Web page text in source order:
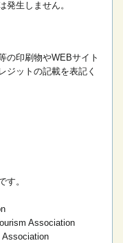
発生しません。
の印刷物やWEBサイト
ジットの記載を表記く
す。
Association
Association